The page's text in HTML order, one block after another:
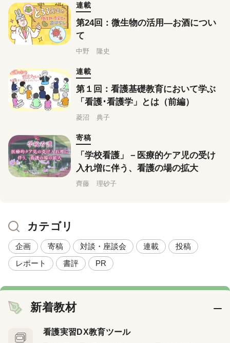
連載
第24回：微生物の活用―お酒につい
て
中野 隆史
連載
第１回：看護基礎教育において学ぶ
「看護･看護学」とは（前編）
菱沼 典子
寄稿
「学校看護」－医療的ケア児の受け
入れ増に伴う、看護の場の拡大
齊藤 理砂子
カテゴリ
企画 寄稿 対談・座談会 連載
投稿
レポート
書評 PR
新着教材
看護実習DX教育ツール